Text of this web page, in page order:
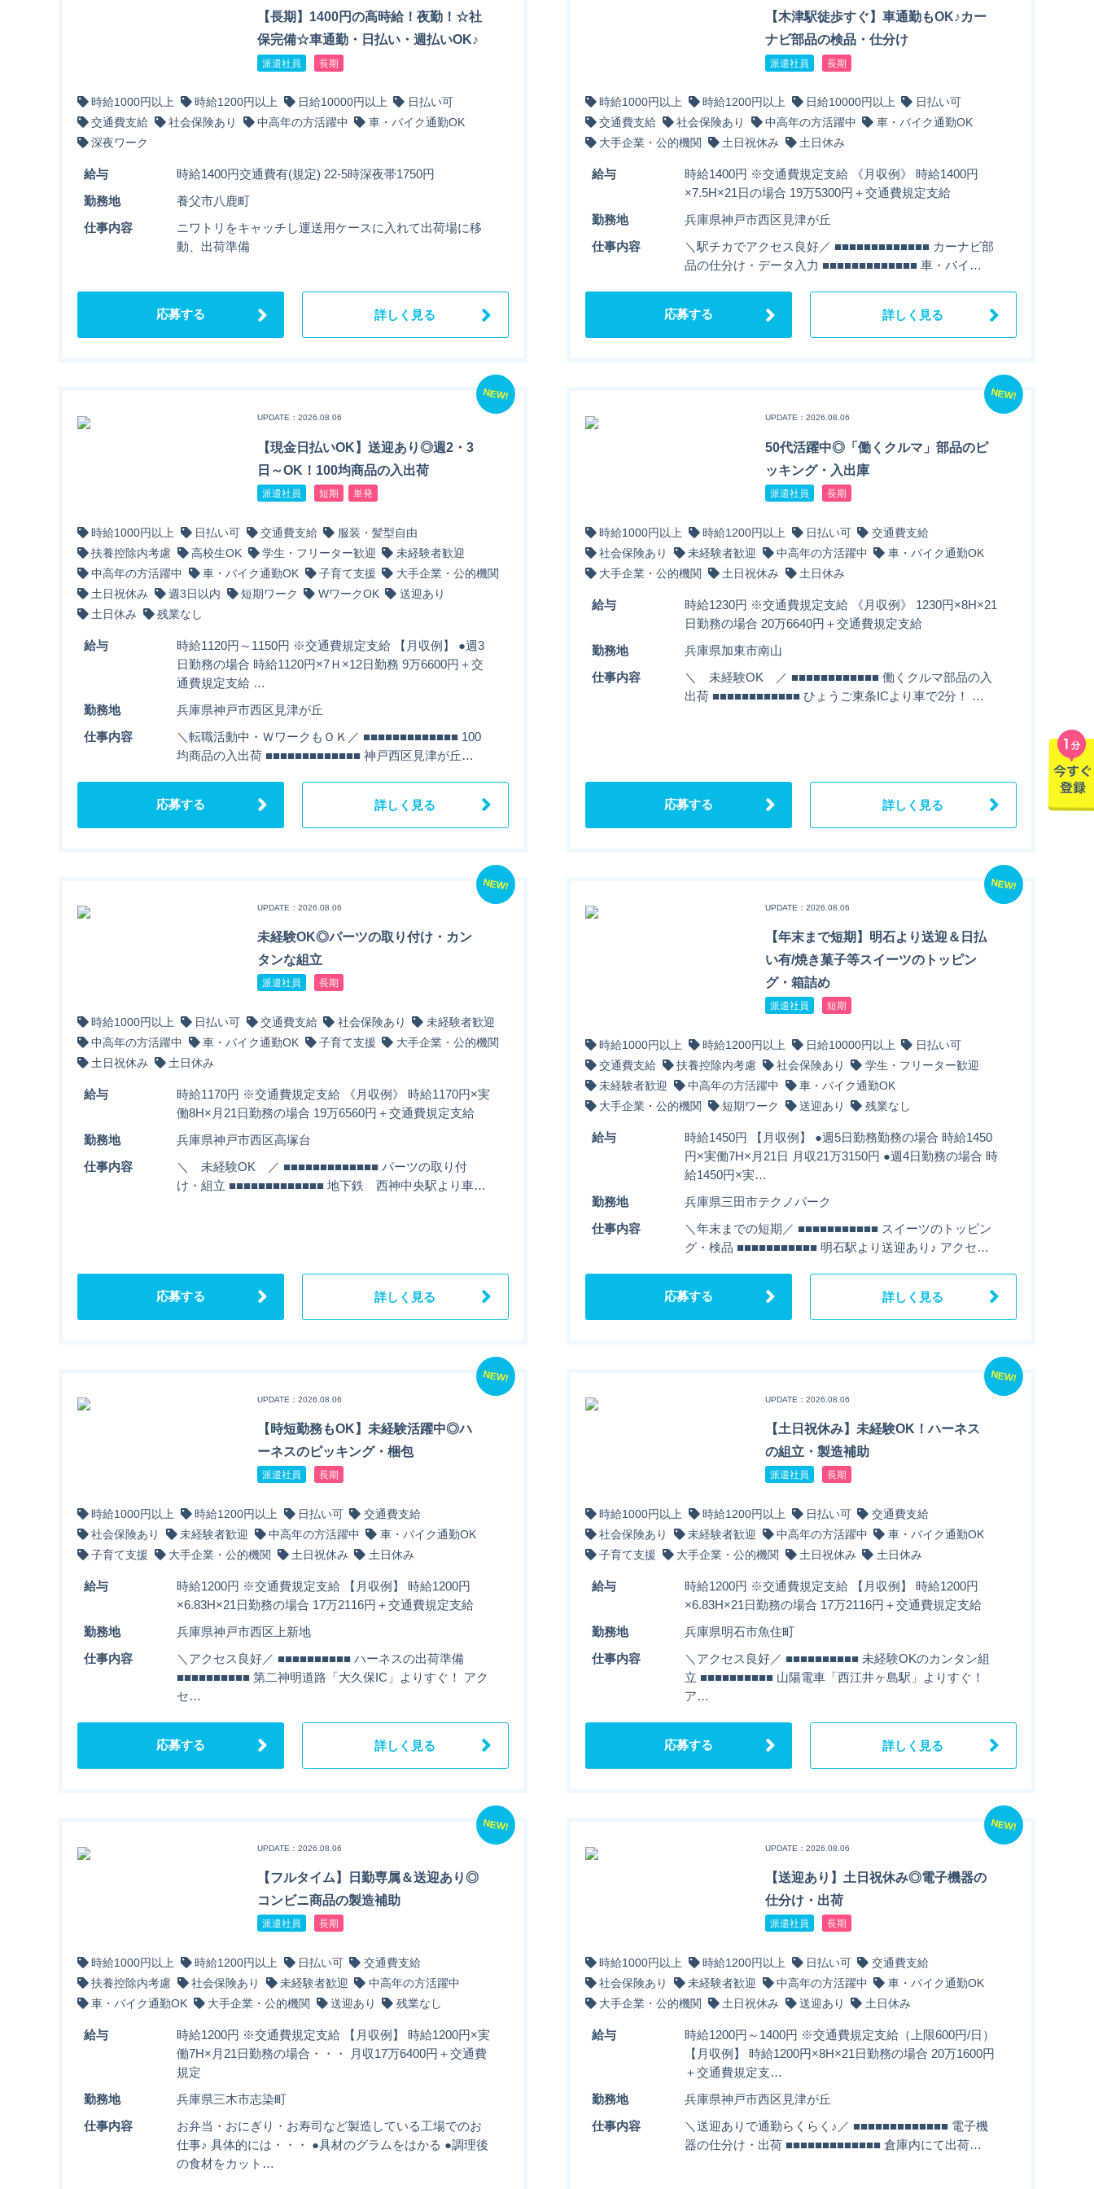
【長期】1400円の高時給！夜勤！☆社
保完備☆車通勤・日払い・週払いOK♪
派遣社員 長期
時給1000円以上 時給1200円以上 日給10000円以上
日払い可
交通費支給
社会保険あり 中高年の方活躍中
車・バイク通勤OK
深夜ワーク
給与 時給1400円交通費有(規定) 22-5時深夜帯1750円
勤務地 養父市八鹿町
仕事内容
ニワトリをキャッチし運送用ケースに入れて出荷場に移
動、出荷準備
応募する 詳しく見る
【木津駅徒歩すぐ】車通勤もOK♪カー
ナビ部品の検品・仕分け
派遣社員 長期
時給1000円以上 時給1200円以上 日給10000円以上
日払い可
交通費支給
社会保険あり 中高年の方活躍中
車・バイク通勤OK
大手企業・公的機関
土日祝休み 土日休み
給与
時給1400円 ※交通費規定支給 《月収例》 時給1400円
×7.5H×21日の場合 19万5300円＋交通費規定支給
勤務地 兵庫県神戸市西区見津が丘
仕事内容
＼駅チカでアクセス良好／ ■■■■■■■■■■■■■ カーナビ部
品の仕分け・データ入力 ■■■■■■■■■■■■■ 車・バイ…
応募する 詳しく見る
NEW!
UPDATE：2026.08.06
【現金日払いOK】送迎あり◎週2・3
日～OK！100均商品の入出荷
派遣社員 短期 単発
時給1000円以上 日払い可 交通費支給
服装・髪型自由
扶養控除内考慮
高校生OK 学生・フリーター歓迎
未経験者歓迎
中高年の方活躍中
車・バイク通勤OK 子育て支援
大手企業・公的機関
土日祝休み
週3日以内 短期ワーク WワークOK
送迎あり
土日休み
残業なし
給与
時給1120円～1150円 ※交通費規定支給 【月収例】 ●週3
日勤務の場合 時給1120円×7Ｈ×12日勤務 9万6600円＋交
通費規定支給 …
勤務地 兵庫県神戸市西区見津が丘
仕事内容
＼転職活動中・ＷワークもＯＫ／ ■■■■■■■■■■■■■ 100
均商品の入出荷 ■■■■■■■■■■■■■ 神戸西区見津が丘…
応募する 詳しく見る
NEW!
UPDATE：2026.08.06
50代活躍中◎「働くクルマ」部品のピ
ッキング・入出庫
派遣社員 長期
時給1000円以上 時給1200円以上 日払い可
交通費支給
社会保険あり
未経験者歓迎 中高年の方活躍中
車・バイク通勤OK
大手企業・公的機関
土日祝休み 土日休み
給与
時給1230円 ※交通費規定支給 《月収例》 1230円×8H×21
日勤務の場合 20万6640円＋交通費規定支給
勤務地 兵庫県加東市南山
仕事内容
＼ 未経験OK ／ ■■■■■■■■■■■■ 働くクルマ部品の入
出荷 ■■■■■■■■■■■■ ひょうご東条ICより車で2分！ …
応募する 詳しく見る
NEW!
UPDATE：2026.08.06
未経験OK◎パーツの取り付け・カン
タンな組立
派遣社員 長期
時給1000円以上 日払い可 交通費支給 社会保険あり
未経験者歓迎
中高年の方活躍中
車・バイク通勤OK 子育て支援
大手企業・公的機関
土日祝休み
土日休み
給与
時給1170円 ※交通費規定支給 《月収例》 時給1170円×実
働8H×月21日勤務の場合 19万6560円＋交通費規定支給
勤務地 兵庫県神戸市西区高塚台
仕事内容
＼ 未経験OK ／ ■■■■■■■■■■■■■ パーツの取り付
け・組立 ■■■■■■■■■■■■■ 地下鉄 西神中央駅より車…
応募する 詳しく見る
NEW!
UPDATE：2026.08.06
【年末まで短期】明石より送迎＆日払
い有/焼き菓子等スイーツのトッピン
グ・箱詰め
派遣社員 短期
時給1000円以上 時給1200円以上 日給10000円以上
日払い可
交通費支給
扶養控除内考慮 社会保険あり
学生・フリーター歓迎
未経験者歓迎
中高年の方活躍中
車・バイク通勤OK
大手企業・公的機関
短期ワーク 送迎あり 残業なし
給与
時給1450円 【月収例】 ●週5日勤務勤務の場合 時給1450
円×実働7H×月21日 月収21万3150円 ●週4日勤務の場合 時
給1450円×実…
勤務地 兵庫県三田市テクノパーク
仕事内容
＼年末までの短期／ ■■■■■■■■■■■ スイーツのトッピン
グ・検品 ■■■■■■■■■■■ 明石駅より送迎あり♪ アクセ…
応募する 詳しく見る
NEW!
UPDATE：2026.08.06
【時短勤務もOK】未経験活躍中◎ハ
ーネスのピッキング・梱包
派遣社員 長期
時給1000円以上 時給1200円以上 日払い可
交通費支給
社会保険あり
未経験者歓迎 中高年の方活躍中
車・バイク通勤OK
子育て支援
大手企業・公的機関 土日祝休み 土日休み
給与
時給1200円 ※交通費規定支給 【月収例】 時給1200円
×6.83H×21日勤務の場合 17万2116円＋交通費規定支給
勤務地 兵庫県神戸市西区上新地
仕事内容
＼アクセス良好／ ■■■■■■■■■■ ハーネスの出荷準備
■■■■■■■■■■ 第二神明道路「大久保IC」よりすぐ！ アク
セ…
応募する 詳しく見る
NEW!
UPDATE：2026.08.06
【土日祝休み】未経験OK！ハーネス
の組立・製造補助
派遣社員 長期
時給1000円以上 時給1200円以上 日払い可
交通費支給
社会保険あり
未経験者歓迎 中高年の方活躍中
車・バイク通勤OK
子育て支援
大手企業・公的機関 土日祝休み 土日休み
給与
時給1200円 ※交通費規定支給 【月収例】 時給1200円
×6.83H×21日勤務の場合 17万2116円＋交通費規定支給
勤務地 兵庫県明石市魚住町
仕事内容
＼アクセス良好／ ■■■■■■■■■■ 未経験OKのカンタン組
立 ■■■■■■■■■■ 山陽電車「西江井ヶ島駅」よりすぐ！
ア…
応募する 詳しく見る
NEW!
UPDATE：2026.08.06
【フルタイム】日勤専属＆送迎あり◎
コンビニ商品の製造補助
派遣社員 長期
時給1000円以上 時給1200円以上 日払い可
交通費支給
扶養控除内考慮
社会保険あり 未経験者歓迎
中高年の方活躍中
車・バイク通勤OK
大手企業・公的機関 送迎あり 残業なし
給与
時給1200円 ※交通費規定支給 【月収例】 時給1200円×実
働7H×月21日勤務の場合・・・ 月収17万6400円＋交通費
規定
勤務地 兵庫県三木市志染町
仕事内容
お弁当・おにぎり・お寿司など製造している工場でのお
仕事♪ 具体的には・・・ ●具材のグラムをはかる ●調理後
の食材をカット…
NEW!
UPDATE：2026.08.06
【送迎あり】土日祝休み◎電子機器の
仕分け・出荷
派遣社員 長期
時給1000円以上 時給1200円以上 日払い可
交通費支給
社会保険あり
未経験者歓迎 中高年の方活躍中
車・バイク通勤OK
大手企業・公的機関
土日祝休み 送迎あり 土日休み
給与
時給1200円～1400円 ※交通費規定支給（上限600円/日）
【月収例】 時給1200円×8H×21日勤務の場合 20万1600円
＋交通費規定支…
勤務地 兵庫県神戸市西区見津が丘
仕事内容
＼送迎ありで通勤らくらく♪／ ■■■■■■■■■■■■■ 電子機
器の仕分け・出荷 ■■■■■■■■■■■■■ 倉庫内にて出荷…